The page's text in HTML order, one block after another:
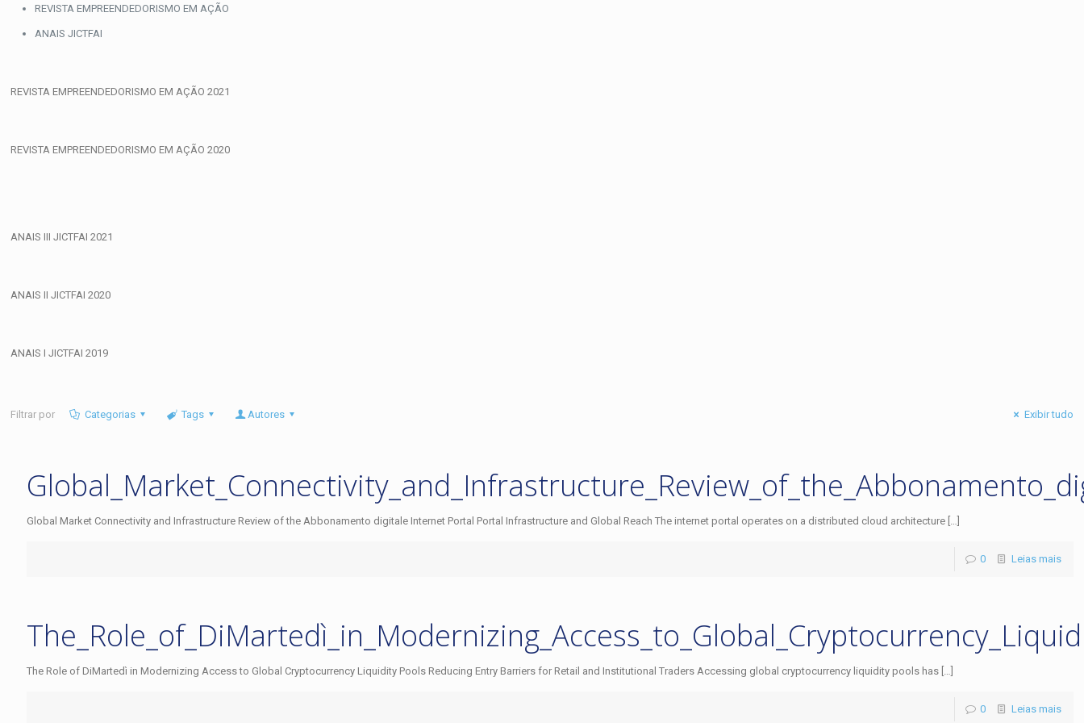
REVISTA EMPREENDEDORISMO EM AÇÃO
ANAIS JICTFAI
REVISTA EMPREENDEDORISMO EM AÇÃO 2021
REVISTA EMPREENDEDORISMO EM AÇÃO 2020
ANAIS III JICTFAI 2021
ANAIS II JICTFAI 2020
ANAIS I JICTFAI 2019
Filtrar por Categorias Tags Autores Exibir tudo
Global Market Connectivity and Infrastructure Review of the Abbonamento digitale Internet Portal Portal Infrastructure and Global Reach The internet portal operates on a distributed cloud architecture […]
0 Leias mais
The Role of DiMartedì in Modernizing Access to Global Cryptocurrency Liquidity Pools Reducing Entry Barriers for Retail and Institutional Traders Accessing global cryptocurrency liquidity pools has […]
0 Leias mais